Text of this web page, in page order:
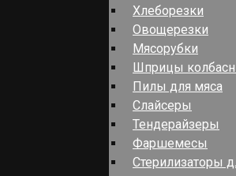
Хлеборезки
Овощерезки
Мясорубки
Шприцы
Пилы для мяса
Слайсеры
Тендерайзеры
Фаршемесы
Стерилизаторы